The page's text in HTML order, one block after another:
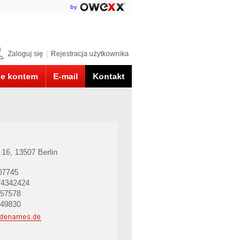
by
Zaloguj się Rejestracja użytkownika
kontem E-mail Kontakt
13507 Berlin